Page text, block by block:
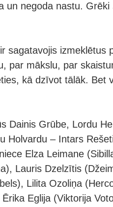
un negoda nastu.
sagatavojis izmeklētus
par mākslu, par
kā dzīvot tālāk. Bet
Dainis Grūbe, Lordu
Holvardu – Intars
Elza Leimane
Lauris Dzelzītis
Lilita Ozoliņa
Eglija (Viktorija